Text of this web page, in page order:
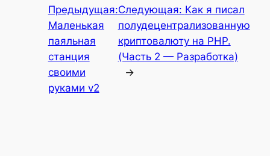
Предыдущая:
Маленькая
паяльная
станция
своими
руками v2
Следующая: Как я писал
полудецентрализованную
криптовалюту на PHP.
(Часть 2 — Разработка)
→